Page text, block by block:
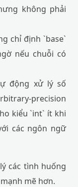
không phải
chỉ định `base`
nếu chuỗi có
động xử lý số
precision
kiểu `int` ít khi
các ngôn ngữ
các tình huống
mẽ hơn.